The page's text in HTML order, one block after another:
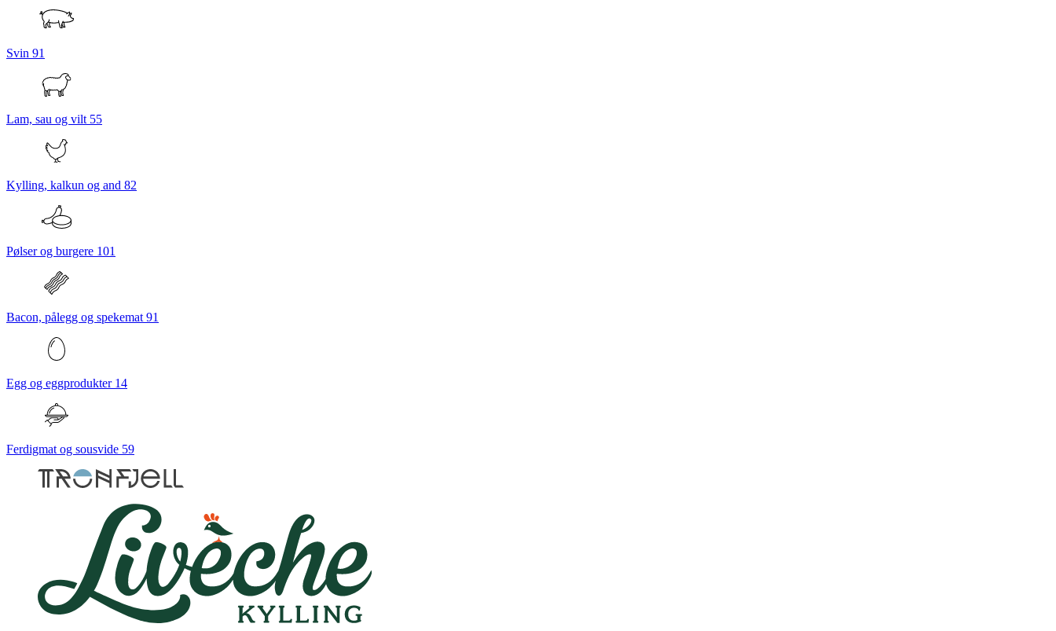
Svin 91
Lam, sau og vilt 55
Kylling, kalkun og and 82
Pølser og burgere 101
Bacon, pålegg og spekemat 91
Egg og eggprodukter 14
Ferdigmat og sousvide 59